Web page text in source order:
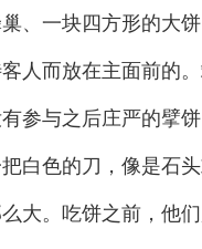
、一块四方形的大
人而放在主面前的
参与之后庄严的擘
白色的刀，像是石
大。吃饼之前，他